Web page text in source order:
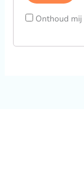
Onthoud mij